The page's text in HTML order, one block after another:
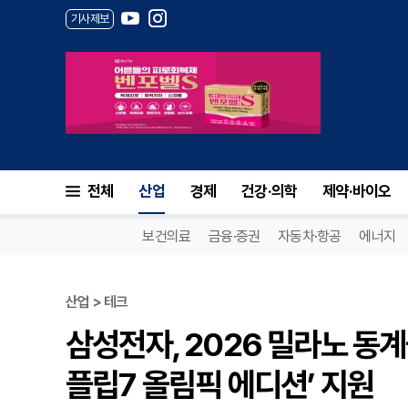
기사제보
전체 산업 경제 건강·의학 제약·바이오
보건의료 금융·증권 자동차·항공 에너지
산업 > 테크
삼성전자, 2026 밀라노 동
플립7 올림픽 에디션’ 지원